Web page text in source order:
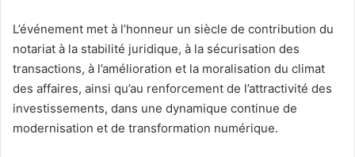
L’événement met à l’honneur un siècle de contribution du
notariat à la stabilité juridique, à la sécurisation des
transactions, à l’amélioration et la moralisation du climat
des affaires, ainsi qu’au renforcement de l’attractivité des
investissements, dans une dynamique continue de
modernisation et de transformation numérique.